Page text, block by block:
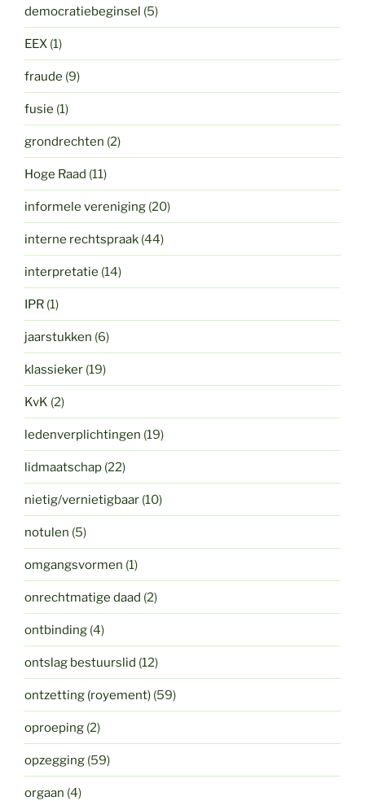
democratiebeginsel (5)
EEX (1)
fraude (9)
fusie (1)
grondrechten (2)
Hoge Raad (11)
informele vereniging (20)
interne rechtspraak (44)
interpretatie (14)
IPR (1)
jaarstukken (6)
klassieker (19)
KvK (2)
ledenverplichtingen (19)
lidmaatschap (22)
nietig/vernietigbaar (10)
notulen (5)
omgangsvormen (1)
onrechtmatige daad (2)
ontbinding (4)
ontslag bestuurslid (12)
ontzetting (royement) (59)
oproeping (2)
opzegging (59)
orgaan (4)